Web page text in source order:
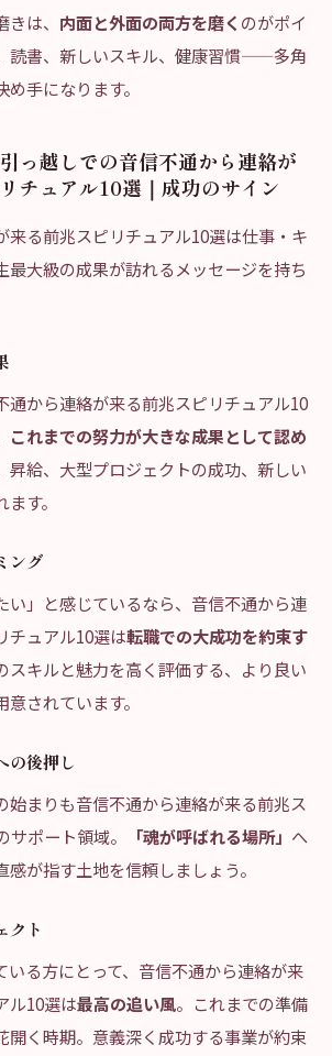
は、 内面と外面の両方を磨く のがポイ
読書、新しいスキル、健康習慣——多角
手になります。
っ越しでの音信不通から連絡が
チュアル10選｜成功のサイン
来る前兆スピリチュアル10選は仕事・キ
最大級の成果が訪れるメッセージを持ち
通から連絡が来る前兆スピリチュアル10
これまでの努力が大きな成果として認め
昇給、大型プロジェクトの成功、新しい
す。
ング
い」と感じているなら、音信不通から連
チュアル10選は転職での大成功を約束す
スキルと魅力を高く評価する、より良い
されています。
の後押し
始まりも音信不通から連絡が来る前兆ス
サポート領域。
「魂が呼ばれる場所」 へ
が指す土地を信頼しましょう。
クト
いる方にとって、音信不通から連絡が来
ル10選は最高の追い風。これまでの準備
開く時期。意義深く成功する事業が約束